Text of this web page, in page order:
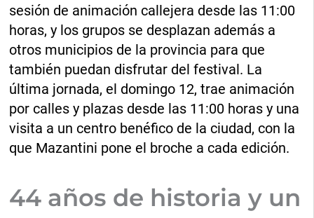
sesión de animación callejera desde las 11:00
horas, y los grupos se desplazan además a
otros municipios de la provincia para que
también puedan disfrutar del festival. La
última jornada, el domingo 12, trae animación
por calles y plazas desde las 11:00 horas y una
visita a un centro benéfico de la ciudad, con la
que Mazantini pone el broche a cada edición.
44 años de historia y un